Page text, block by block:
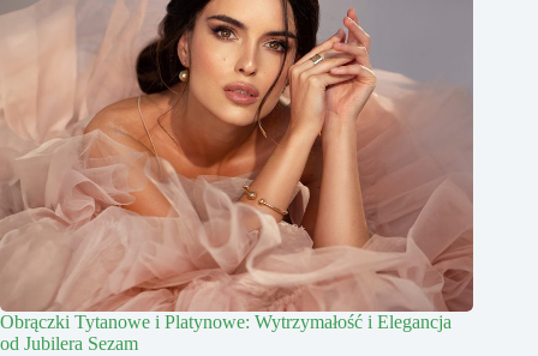
Obrączki Tytanowe i Platynowe: Wytrzymałość i Elegancja
od Jubilera Sezam